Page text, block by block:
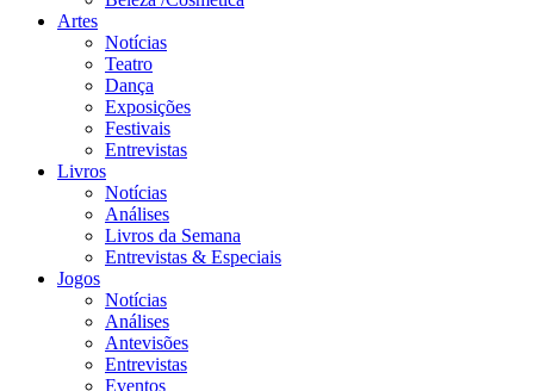
Artes
Notícias
Teatro
Dança
Exposições
Festivais
Entrevistas
Livros
Notícias
Análises
Livros da Semana
Entrevistas & Especiais
Jogos
Notícias
Análises
Antevisões
Entrevistas
Eventos